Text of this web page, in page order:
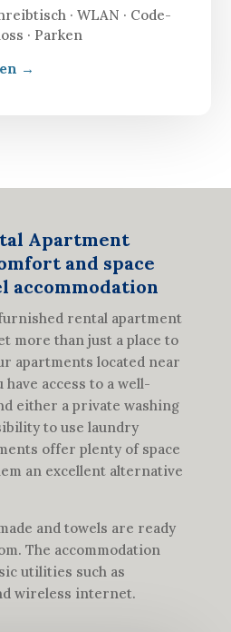
· WLAN · Code-
· Parken
→
Apartment
and space
accommodation
rental apartment
more than just a place to
apartments located near
access to a well-
either a private washing
to use laundry
offer plenty of space
an excellent alternative
and towels are ready
The accommodation
utilities such as
wireless internet.